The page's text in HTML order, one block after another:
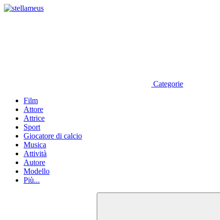
Categorie
Film
Attore
Attrice
Sport
Giocatore di calcio
Musica
Attività
Autore
Modello
Più...